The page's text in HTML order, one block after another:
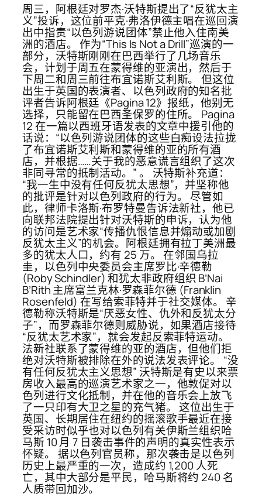
周三，阿根廷对罗杰·沃特斯提出了“反犹太主
义”投诉，这位前平克·弗洛伊德主唱在巡回演
出中指责“以色列游说团体”禁止他入住南美
洲的酒店。 作为“This Is Not a Drill”巡演的一
部分，沃特斯刚刚在巴西举行了几场音乐
会，计划于周五在蒙得维的亚演出，然后于
下周二和周三前往布宜诺斯艾利斯。 但这位
出生于英国的表演者、以色列政府的知名批
评者告诉阿根廷《Pagina 12》报纸，他别无
选择，只能留在巴西圣保罗的住所。 Pagina
12 在一篇以西班牙语发表的文章中援引他的
话说：“以色列游说团体的这些白痴设法拉拢
了布宜诺斯艾利斯和蒙得维的亚的所有酒
店，并根据……关于我的恶意谎言组织了这次
非同寻常的抵制活动。” 。 沃特斯补充道：
“我一生中没有任何反犹太思想”，并坚称他
的批评是针对以色列政府的行为。 尽管如
此，律师卡洛斯·布罗特曼告诉法新社，他已
向联邦法院提出针对沃特斯的申诉，认为他
的访问是艺术家“传播仇恨信息并煽动或加剧
反犹太主义”的机会。阿根廷拥有拉丁美洲最
多的犹太人口，约有 25 万。 在邻国乌拉
圭，以色列中央委员会主席罗比·辛德勒
(Roby Schindler) 和犹太非政府组织 B’Nai
B’Rith 主席富兰克林·罗森菲尔德 (Franklin
Rosenfeld) 在写给索菲特并于社交媒体。 辛
德勒称沃特斯是“厌恶女性、仇外和反犹太分
子”，而罗森菲尔德则威胁说，如果酒店接待
“反犹太艺术家”，就会发起反索菲特运动。
法新社联系了蒙得维的亚的酒店，但他们拒
绝对沃特斯被排除在外的说法发表评论。 “没
有任何反犹太主义思想” 沃特斯是有史以来票
房收入最高的巡演艺术家之一，他敦促对以
色列进行文化抵制，并在他的音乐会上放飞
了一只印有大卫之星的充气猪。 这位出生于
英国、长期居住在纽约的摇滚歌手最近在接
受采访时似乎也对以色列有关伊斯兰组织哈
马斯 10 月 7 日袭击事件的声明的真实性表示
怀疑。 据以色列官员称，那次袭击是以色列
历史上最严重的一次，造成约 1,200 人死
亡，其中大部分是平民，哈马斯将约 240 名
人质带回加沙。